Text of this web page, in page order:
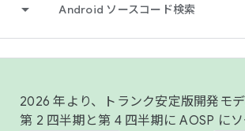
Android ソースコード検索
2026 年より、トランク安定版開発モ
第 2 四半期と第 4 四半期に AOSP に